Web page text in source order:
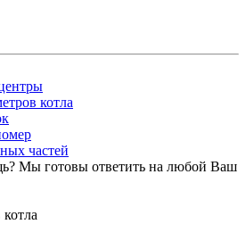
котла
частей
Мы готовы ответить на любой Ваш